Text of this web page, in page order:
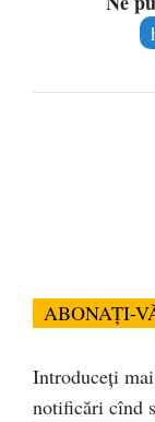
ABONAȚI-
Introduceți
notificări cînd